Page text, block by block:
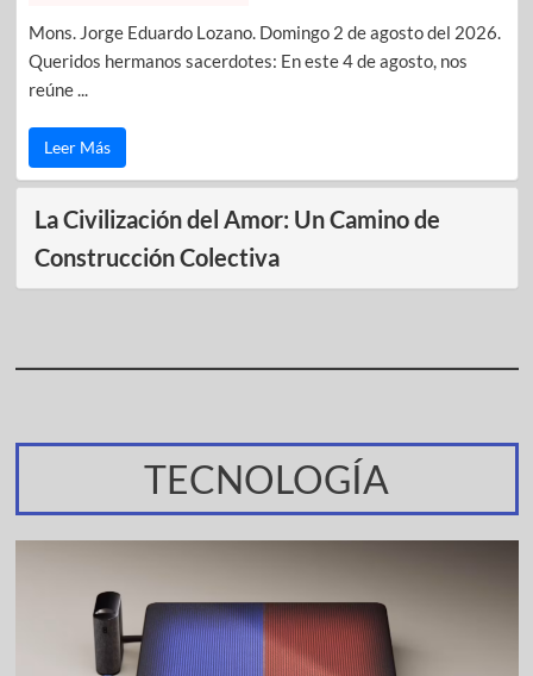
Mons. Jorge Eduardo Lozano. Domingo 2 de agosto del 2026.
Queridos hermanos sacerdotes: En este 4 de agosto, nos
reúne ...
Leer Más
La Civilización del Amor: Un Camino de
Construcción Colectiva
TECNOLOGÍA